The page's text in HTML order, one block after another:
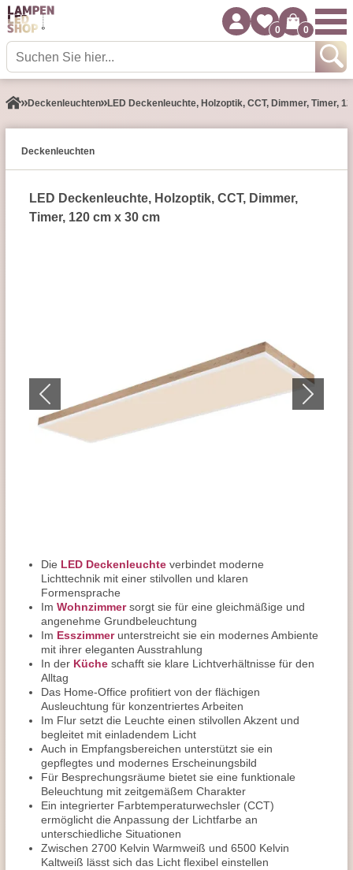
0 0
Decken­leuchten LED Deckenleuchte, Holzoptik, CCT, Dimmer, Timer,
Decken­leuchten
LED Deckenleuchte, Holzoptik, CCT, Dimmer,
Timer, 120 cm x 30 cm
Die LED Deckenleuchte verbindet moderne
Lichttechnik mit einer stilvollen und klaren
Formensprache
Im Wohnzimmersorgt sie für eine gleichmäßige und
angenehme Grundbeleuchtung
Im Esszimmerunterstreicht sie ein modernes Ambiente
mit ihrer eleganten Ausstrahlung
In der Küche schafft sie klare Lichtverhältnisse für den
Alltag
Das Home-Office profitiert von der flächigen
Ausleuchtung für konzentriertes Arbeiten
Im Flur setzt die Leuchte einen stilvollen Akzent und
begleitet mit einladendem Licht
Auch in Empfangsbereichen unterstützt sie ein
gepflegtes und modernes Erscheinungsbild
Für Besprechungsräume bietet sie eine funktionale
Beleuchtung mit zeitgemäßem Charakter
Ein integrierter Farbtemperaturwechsler (CCT)
ermöglicht die Anpassung der Lichtfarbe an
unterschiedliche Situationen
Zwischen 2700 Kelvin Warmweiß und 6500 Kelvin
Kaltweiß lässt sich das Licht flexibel einstellen